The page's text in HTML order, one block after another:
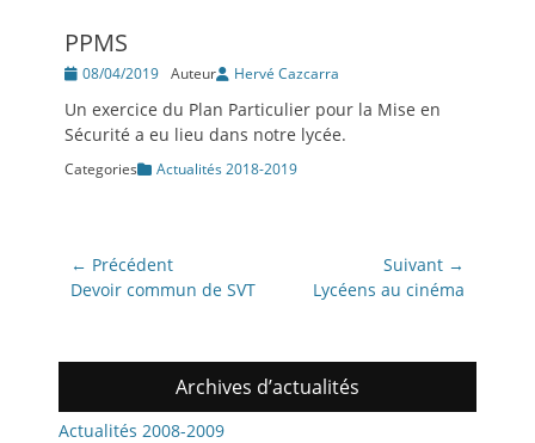
PPMS
Posté08/04/2019 Auteur Hervé Cazcarra
Un exercice du Plan Particulier pour la Mise en
Sécurité a eu lieu dans notre lycée.
Categories Actualités 2018-2019
Navigation
de
← Précédent
Article
Devoir commun de SVT
Suivant →
ArticleLycéens au cinéma
Archives d’actualités
Actualités 2008-2009